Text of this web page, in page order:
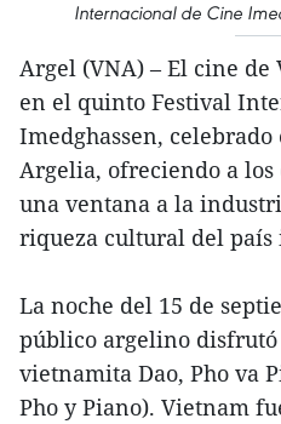
Internacional de Cine
Argel (VNA) – El cine
en el quinto Festival
Imedghassen,
Argelia, ofreciendo a los
una ventana a la
riqueza cultural del país
La noche del 15 de
público argelino
vietnamita Dao, Pho va
Pho y Piano). Vietnam